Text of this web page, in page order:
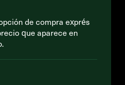
de compra exprés
que aparece en